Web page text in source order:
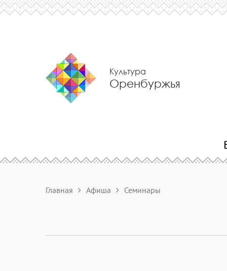
Культура
Оренбуржья
Главная Афиша Семинары